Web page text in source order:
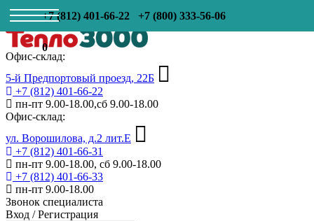
+7 (812) 401-66-22 +7 (800) 333-56-06
0
Офис-склад:
5-й Предпортовый проезд, 22Б
+7 (812) 401-66-22
пн-пт 9.00-18.00,сб 9.00-18.00
Офис-склад:
ул. Ворошилова, д.2 лит.Е
+7 (812) 401-66-31
пн-пт 9.00-18.00, сб 9.00-18.00
+7 (812) 401-66-33
пн-пт 9.00-18.00
Звонок специалиста
Вход /Регистрация